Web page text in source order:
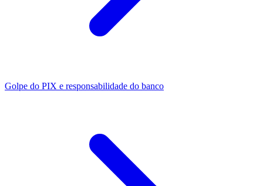
Golpe do PIX e responsabilidade do banco